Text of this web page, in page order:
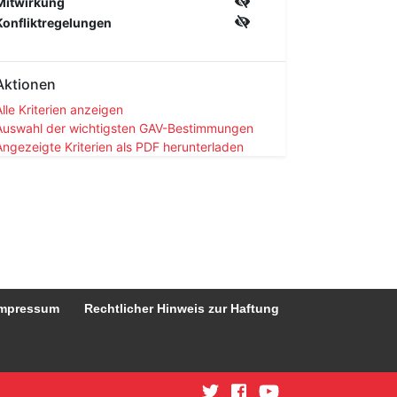
Kriterien anzeigen
der wichtigsten GAV-Bestimmungen
Kriterien als PDF herunterladen
Rechtlicher Hinweis zur Haftung